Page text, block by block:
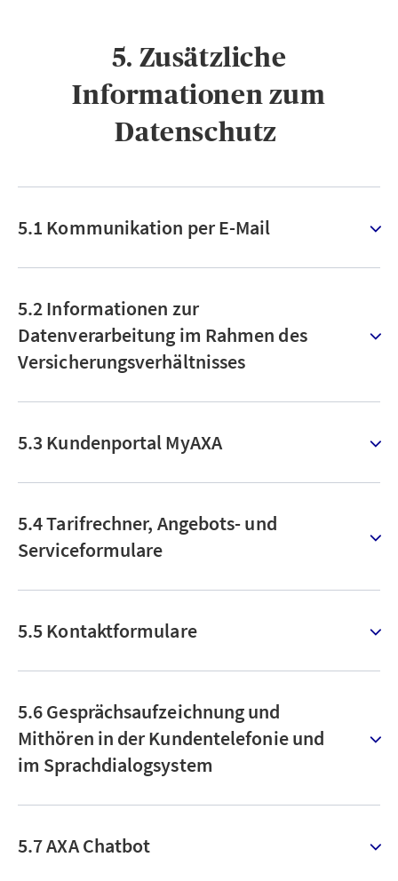
5. Zusätzliche
Informationen zum
Datenschutz ​
5.1 Kommunikation per E-Mail
5.2 Informationen zur
Datenverarbeitung im Rahmen des
Versicherungsverhältnisses
5.3 Kundenportal MyAXA
5.4 Tarifrechner, Angebots- und
Serviceformulare
5.5 Kontaktformulare
5.6 Gesprächsaufzeichnung und
Mithören in der Kundentelefonie und
im Sprachdialogsystem
5.7 AXA Chatbot